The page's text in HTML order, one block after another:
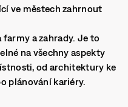
ve městech zahrnout
a zahrady. Je to
na všechny aspekty
od architektury ke
plánování kariéry.